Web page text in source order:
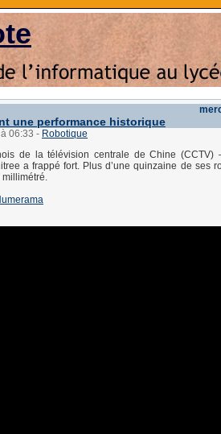
une performance historique
06:33 - Robotique
de la télévision centrale de Chine (CCTV)
a frappé fort. Plus d’une quinzaine de ses
millimétré.